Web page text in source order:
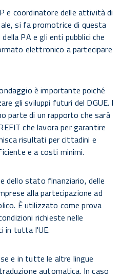
e coordinatore delle attività di
si fa promotrice di questa
PA e gli enti pubblici che
elettronico a partecipare
è importante poiché
gli sviluppi futuri del DGUE. I
parte di un rapporto che sarà
che lavora per garantire
risultati per cittadini e
e a costi minimi.
dello stato finanziario, delle
alla partecipazione ad
È utilizzato come prova
richieste nelle
in tutta l'UE.
e in tutte le altre lingue
automatica. In caso